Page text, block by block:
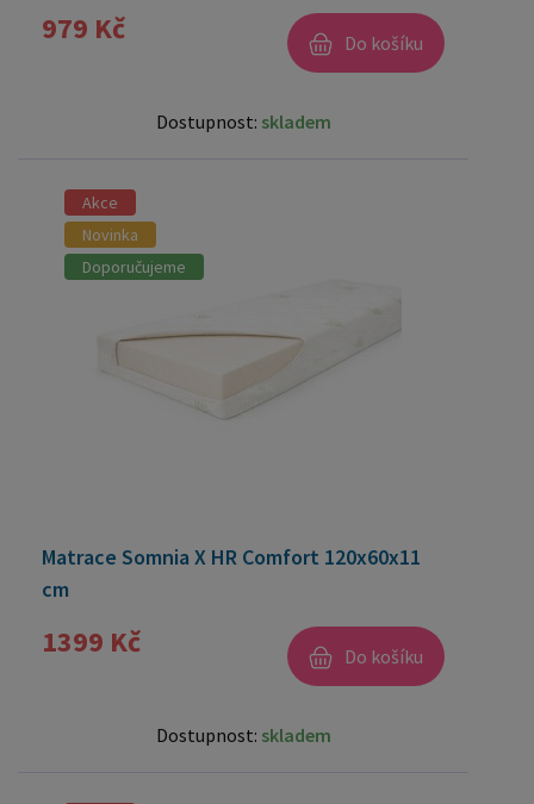
979 Kč Do košíku
Dostupnost: skladem
Akce
Novinka
Doporučujeme
Matrace Somnia X HR Comfort 120x60x11
cm
1399 Kč Do košíku
Dostupnost: skladem